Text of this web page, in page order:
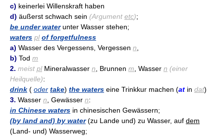
c) keinerlei Willenskraft haben
d) äußerst schwach sein (Argument etc);
be under waterunter Wasser stehen;
waters pl of forgetfulness
a) Wasser des Vergessens, Vergessen n
b) Tod m
2. meist plMineralwasser n , Brunnen m , Wasser n (einer
Heilquelle):
drink ( oder take) the waters eine Trinkkur machen (at in dat)
3. Wasser n , Gewässer n:
in Chinese waters in chinesischen Gewässern;
(by land and) by water(zu Lande und) zu Wasser, auf dem
(Land- und) Wasserweg;